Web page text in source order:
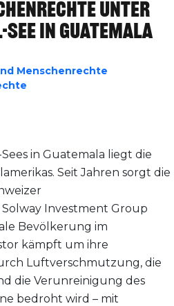
unter
in Guatemala
Menschenrechte
in Guatemala liegt die
Seit Jahren sorgt die
Investment Group
Bevölkerung im
kämpft um ihre
Luftverschmutzung, die
die Verunreinigung des
bedroht wird – mit